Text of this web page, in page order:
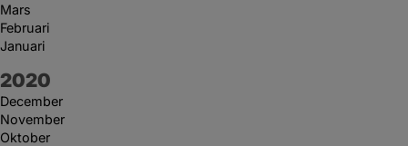
Mars
Februari
Januari
År:
2020
December
November
Oktober